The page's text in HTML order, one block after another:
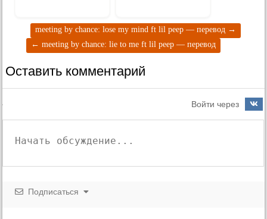
meeting by chance: lose my mind ft lil peep — перевод →
← meeting by chance: lie to me ft lil peep — перевод
Оставить комментарий
Войти через
Подписаться